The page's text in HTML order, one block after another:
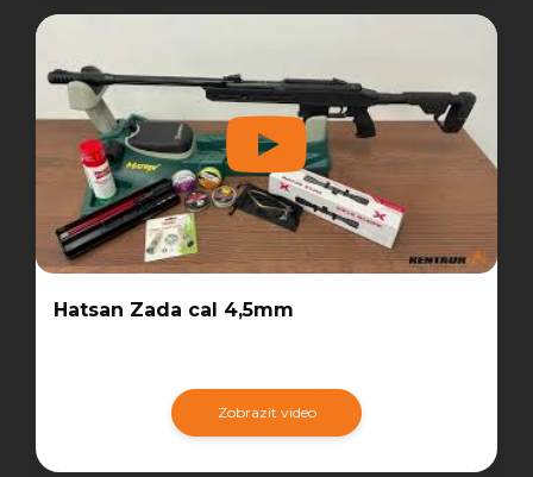
Hatsan Zada cal 4,5mm
Zobrazit video